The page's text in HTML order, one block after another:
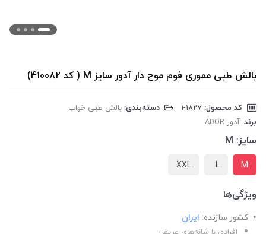
بالش طبی مموری فوم موج دار آدور سایز M ( کد 410082)
کد محصول: دسته‌بندی: بالش طبی خواب
برند: آدور ADOR
سایز: M
M
L
XXL
ویژگی‌ها
کشور سازنده: ایران